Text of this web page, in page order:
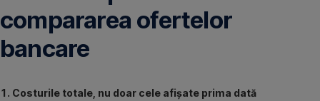
compararea ofertelor
bancare
1. Costurile totale, nu doar cele afișate prima dată